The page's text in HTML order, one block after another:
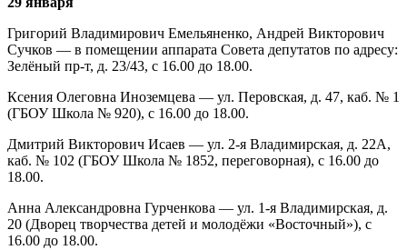
Григорий Владимирович Емельяненко, Андрей Викторович
Сучков — в помещении аппарата Совета депутатов по адресу:
Зелёный пр-т, д. 23/43, с 16.00 до 18.00.
Ксения Олеговна Иноземцева — ул. Перовская, д. 47, каб. № 1
(ГБОУ Школа № 920), с 16.00 до 18.00.
Дмитрий Викторович Исаев — ул. 2-я Владимирская, д. 22А,
каб. № 102 (ГБОУ Школа № 1852, переговорная), с 16.00 до
18.00.
Анна Александровна Гурченкова — ул. 1-я Владимирская, д.
20 (Дворец творчества детей и молодёжи «Восточный»), с
16.00 до 18.00.